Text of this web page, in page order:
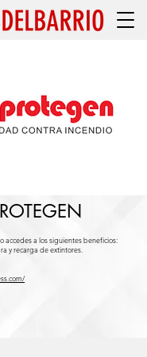
accedes a los siguientes beneficios:
y recarga de extintores.